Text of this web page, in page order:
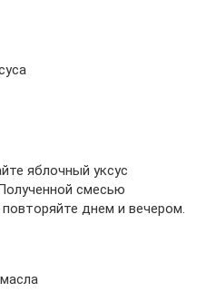
яблочный уксус
смесью
днем и вечером.